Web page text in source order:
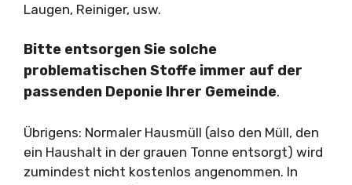
Laugen, Reiniger, usw.
Bitte entsorgen Sie solche
problematischen Stoffe immer auf der
passenden Deponie Ihrer Gemeinde.
Übrigens: Normaler Hausmüll (also den Müll, den
ein Haushalt in der grauen Tonne entsorgt) wird
zumindest nicht kostenlos angenommen. In